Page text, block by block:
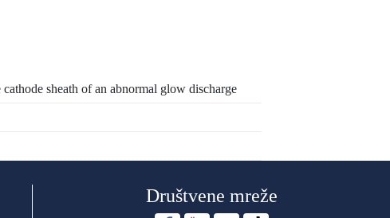
sheath of an abnormal glow discharge
Društvene mreže